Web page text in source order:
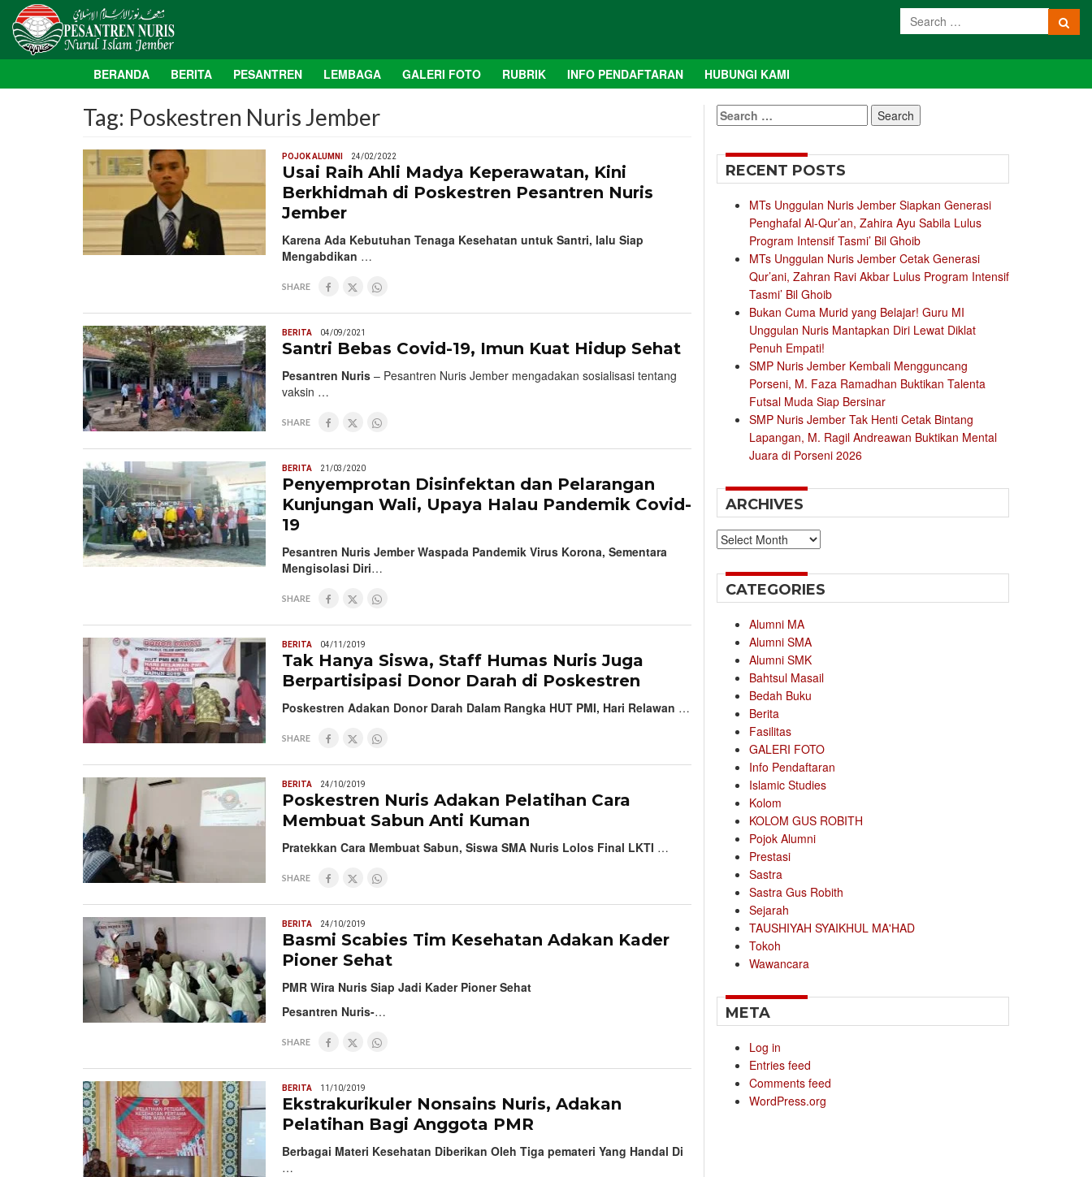
BERANDA BERITA PESANTREN LEMBAGA GALERI FOTO RUBRIK INFO PENDAFTARAN HUBUNGI KAMI
Tag: Poskestren Nuris Jember
POJOK ALUMNI 24/02/2022
Usai Raih Ahli Madya Keperawatan, Kini
Berkhidmah di Poskestren Pesantren Nuris
Jember
Karena Ada Kebutuhan Tenaga Kesehatan untuk Santri, lalu Siap
Mengabdikan …
SHARE
BERITA 04/09/2021
Santri Bebas Covid-19, Imun Kuat Hidup Sehat
Pesantren Nuris– Pesantren Nuris Jember mengadakan sosialisasi tentang
vaksin …
SHARE
BERITA 21/03/2020
Penyemprotan Disinfektan dan Pelarangan
Kunjungan Wali, Upaya Halau Pandemik Covid-
19
Pesantren Nuris Jember Waspada Pandemik Virus Korona, Sementara
Mengisolasi Diri…
SHARE
BERITA 04/11/2019
Tak Hanya Siswa, Staff Humas Nuris Juga
Berpartisipasi Donor Darah di Poskestren
Poskestren Adakan Donor Darah Dalam Rangka HUT PMI, Hari Relawan …
SHARE
BERITA 24/10/2019
Poskestren Nuris Adakan Pelatihan Cara
Membuat Sabun Anti Kuman
Pratekkan Cara Membuat Sabun, Siswa SMA Nuris Lolos Final LKTI …
SHARE
BERITA 24/10/2019
Basmi Scabies Tim Kesehatan Adakan Kader
Pioner Sehat
PMR Wira Nuris Siap Jadi Kader Pioner Sehat
Pesantren Nuris-…
SHARE
BERITA 11/10/2019
Ekstrakurikuler Nonsains Nuris, Adakan
Pelatihan Bagi Anggota PMR
Berbagai Materi Kesehatan Diberikan Oleh Tiga pemateri Yang Handal Di
…
Search
for:
RECENT POSTS
MTs Unggulan Nuris Jember Siapkan Generasi
Penghafal Al-Qur’an, Zahira Ayu Sabila Lulus
Program Intensif Tasmi’ Bil Ghoib
MTs Unggulan Nuris Jember Cetak Generasi
Qur’ani, Zahran Ravi Akbar Lulus Program Intensif
Tasmi’ Bil Ghoib
Bukan Cuma Murid yang Belajar! Guru MI
Unggulan Nuris Mantapkan Diri Lewat Diklat
Penuh Empati!
SMP Nuris Jember Kembali Mengguncang
Porseni, M. Faza Ramadhan Buktikan Talenta
Futsal Muda Siap Bersinar
SMP Nuris Jember Tak Henti Cetak Bintang
Lapangan, M. Ragil Andreawan Buktikan Mental
Juara di Porseni 2026
ARCHIVES
Archives
CATEGORIES
Alumni MA
Alumni SMA
Alumni SMK
Bahtsul Masail
Bedah Buku
Berita
Fasilitas
GALERI FOTO
Info Pendaftaran
Islamic Studies
Kolom
KOLOM GUS ROBITH
Pojok Alumni
Prestasi
Sastra
Sastra Gus Robith
Sejarah
TAUSHIYAH SYAIKHUL MA'HAD
Tokoh
Wawancara
META
Log in
Entries feed
Comments feed
WordPress.org